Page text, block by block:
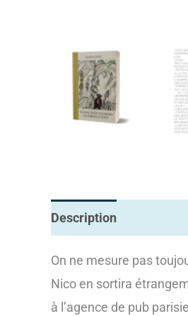
Description
On ne mesure pas
Nico en sortira
à l’agence de pub